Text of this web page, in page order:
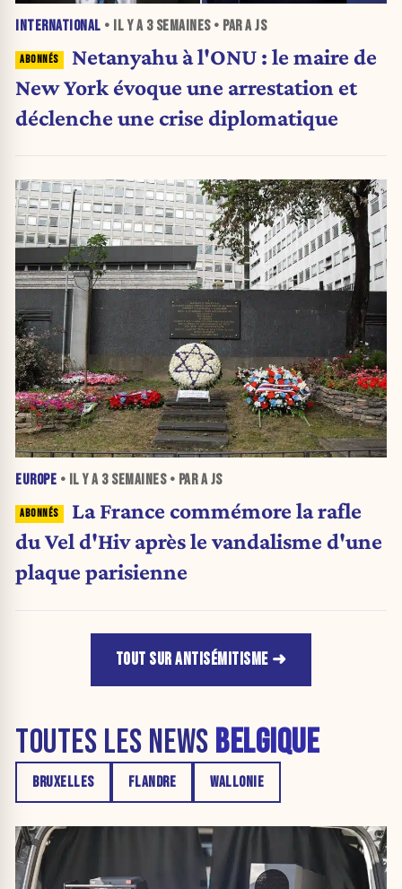
INTERNATIONAL • IL Y A 3 SEMAINES• PAR A JS
Netanyahu à l'ONU : le maire de
New York évoque une arrestation et
déclenche une crise diplomatique
EUROPE • IL Y A 3 SEMAINES• PAR A JS
La France commémore la rafle
du Vel d'Hiv après le vandalisme d'une
plaque parisienne
TOUT SUR ANTISÉMITISME
TOUTES LES NEWS BELGIQUE
BRUXELLES FLANDRE WALLONIE